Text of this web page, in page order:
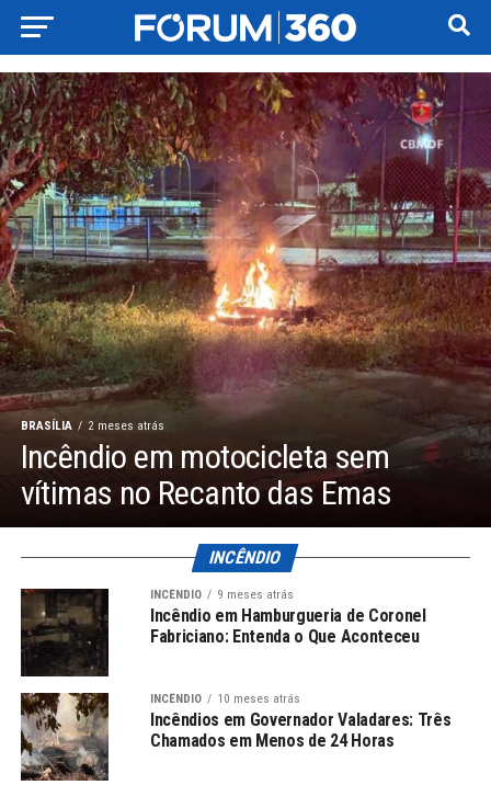
BRASÍLIA 2 meses atrás
Incêndio em motocicleta sem
vítimas no Recanto das Emas
INCÊNDIO
INCÊNDIO 9 meses atrás
Incêndio em Hamburgueria de Coronel
Fabriciano: Entenda o Que Aconteceu
INCÊNDIO 10 meses atrás
Incêndios em Governador Valadares: Três
Chamados em Menos de 24 Horas